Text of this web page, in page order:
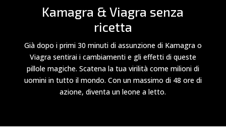
Kamagra & Viagra senza
ricetta
Già dopo i primi 30 minuti di assunzione di Kamagra o
Viagra sentirai i cambiamenti e gli effetti di queste
pillole magiche. Scatena la tua virilità come milioni di
uomini in tutto il mondo. Con un massimo di 48 ore di
azione, diventa un leone a letto.